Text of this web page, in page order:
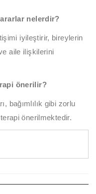
nelerdir?
iyileştirir, bireylerin
aile ilişkilerini
önerilir?
bağımlılık gibi zorlu
önerilmektedir.